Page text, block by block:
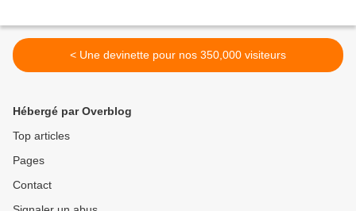
< Une devinette pour nos 350,000 visiteurs
Hébergé par Overblog
Top articles
Pages
Contact